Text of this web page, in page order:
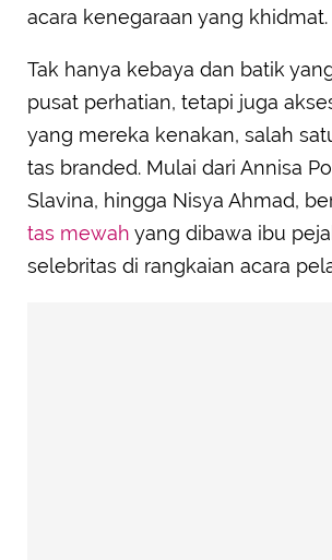
acara kenegaraan yang khidmat.
Tak hanya kebaya dan batik
pusat perhatian, tetapi juga
yang mereka kenakan, salah
tas branded. Mulai dari Annisa
Slavina, hingga Nisya Ahmad,
tas mewah yang dibawa ibu
selebritas di rangkaian acara